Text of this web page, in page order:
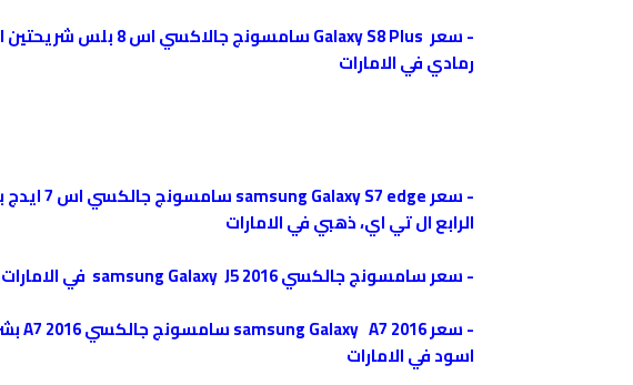
-
رمادي في الامارات
-
الرابع ال تي اي، ذهبي في الامارات
-سعر سامسونج جالكسي samsung Galaxy J5 2016 في الامارات
-
اسود في الامارات